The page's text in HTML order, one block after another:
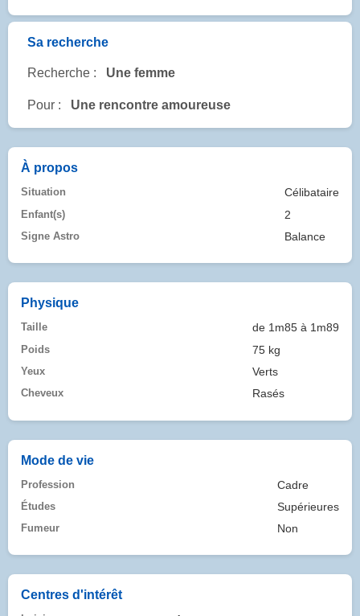
Sa recherche
Recherche : Une femme
Pour : Une rencontre amoureuse
À propos
Situation Célibataire
Enfant(s) 2
Signe Astro Balance
Physique
Taille de 1m85 à 1m89
Poids 75 kg
Yeux Verts
Cheveux Rasés
Mode de vie
Profession Cadre
Études Supérieures
Fumeur Non
Centres d'intérêt